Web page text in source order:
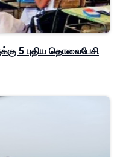
5 புதிய தொலைபேசி